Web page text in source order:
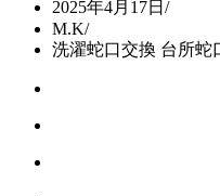
2025年4月17日 /
M.K/
洗濯蛇口交換 台所蛇